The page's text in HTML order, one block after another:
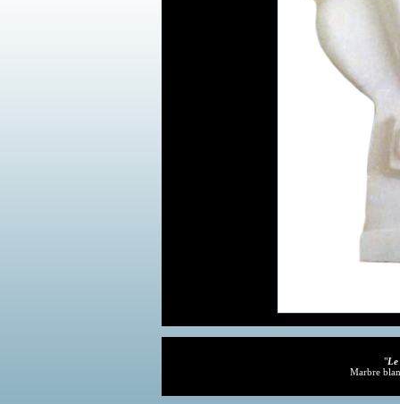
"Le
Marbre